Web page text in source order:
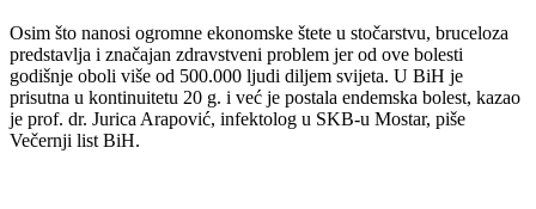
Osim što nanosi ogromne ekonomske štete u stočarstvu, bruceloza
predstavlja i značajan zdravstveni problem jer od ove bolesti
godišnje oboli više od 500.000 ljudi diljem svijeta. U BiH je
prisutna u kontinuitetu 20 g. i već je postala endemska bolest, kazao
je prof. dr. Jurica Arapović, infektolog u SKB-u Mostar, piše
Večernji list BiH.